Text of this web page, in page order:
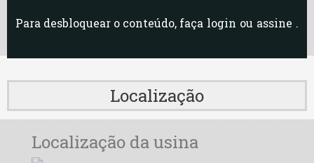
Para desbloquear o conteúdo, faça login ou assine .
Localização
Localização da usina